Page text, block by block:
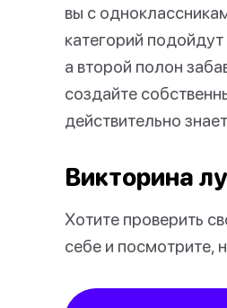
вы с
категорий
а второй полон
создайте
действительно
Викторина
Хотите проверить
себе и посмотрите,